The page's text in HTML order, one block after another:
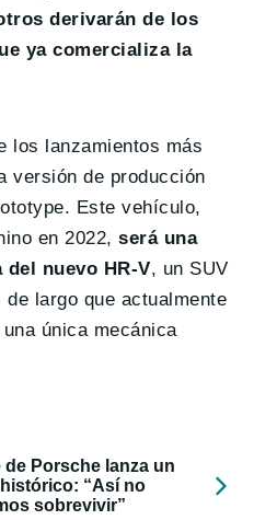
derivarán de los
ya comercializa la
los lanzamientos más
versión de producción
Este vehículo,
en 2022,será una
nuevo HR-V, un SUV
largo que actualmente
única mecánica
de Porsche lanza un
“Así no
sobrevivir”